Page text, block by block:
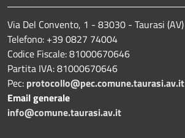
Via Del Convento, 1 - 83030 - Taurasi (AV)
Telefono: +39 0827 74004
Codice Fiscale: 81000670646
Partita IVA: 81000670646
Pec: protocollo@pec.comune.taurasi.av.it
Email generale
info@comune.taurasi.av.it